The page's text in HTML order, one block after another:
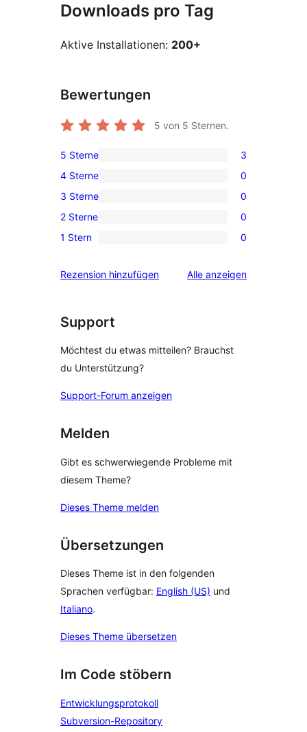
Downloads pro Tag
Aktive Installationen: 200+
Bewertungen
5 von 5 Sternen.
3 5-
Sterne-
Rezensionen
5 Sterne 3
0 4-
Sterne-
Rezensionen
4 Sterne 0
0 3-
Sterne-
Rezensionen
3 Sterne 0
0 2-
Sterne-
2 Sterne 0
0 1-
Rezensionen
1 Stern 0
Rezension hinzufügen Alle Rezensionen
anzeigen
Support
Möchtest du etwas mitteilen? Brauchst
du Unterstützung?
Support-Forum anzeigen
Melden
Gibt es schwerwiegende Probleme mit
diesem Theme?
Dieses Theme melden
Übersetzungen
Dieses Theme ist in den folgenden
Sprachen verfügbar: English (US) und
Italiano.
Dieses Theme übersetzen
Im Code stöbern
Entwicklungsprotokoll
Subversion-Repository